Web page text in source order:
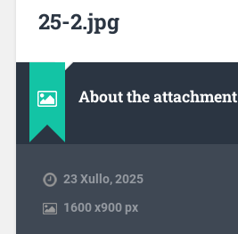
25-2.jpg
About the attachment
23 Xullo, 2025
1600x900 px